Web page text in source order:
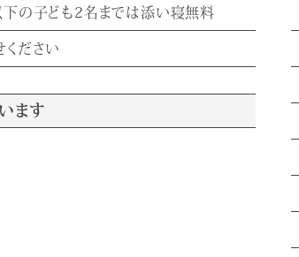
子ども2名までは添い寝無料
ださい
ます